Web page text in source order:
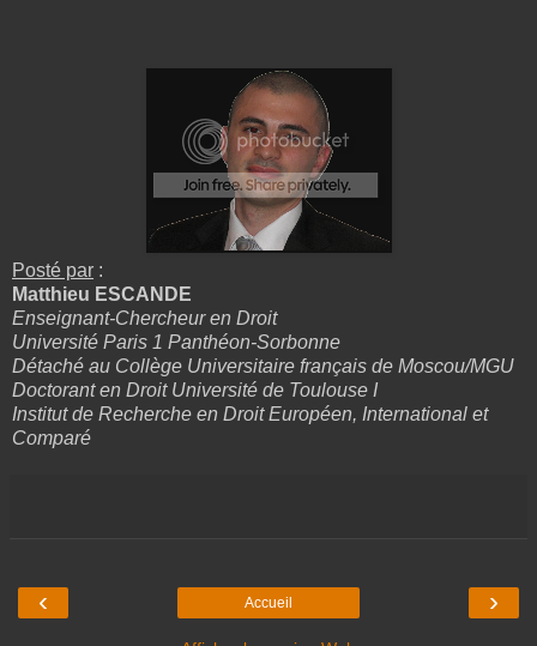
Posté par :
Matthieu ESCANDE
Enseignant-Chercheur en Droit
Université Paris 1 Panthéon-Sorbonne
Détaché au Collège Universitaire français de Moscou/MGU
Doctorant en Droit Université de Toulouse I
Institut de Recherche en Droit Européen, International et
Comparé
‹ ›
Accueil